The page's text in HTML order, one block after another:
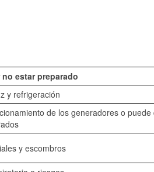
estar preparado
y refrigeración
de los generadores o puede
y escombros